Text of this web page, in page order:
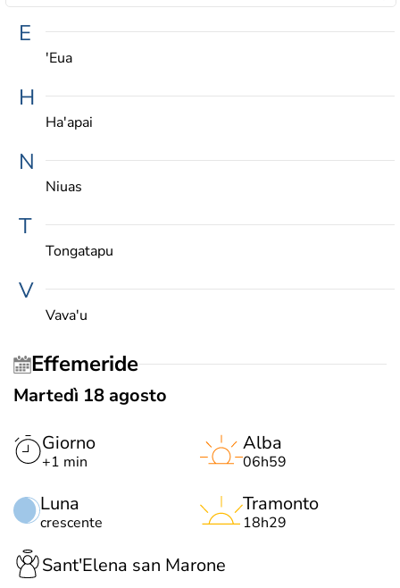
E
'Eua
H
Ha'apai
N
Niuas
T
Tongatapu
V
Vava'u
Effemeride
Martedì 18 agosto
Giorno
+1 min
Luna
crescente
Alba
06h59
Tramonto
18h29
Sant'Elena san Marone